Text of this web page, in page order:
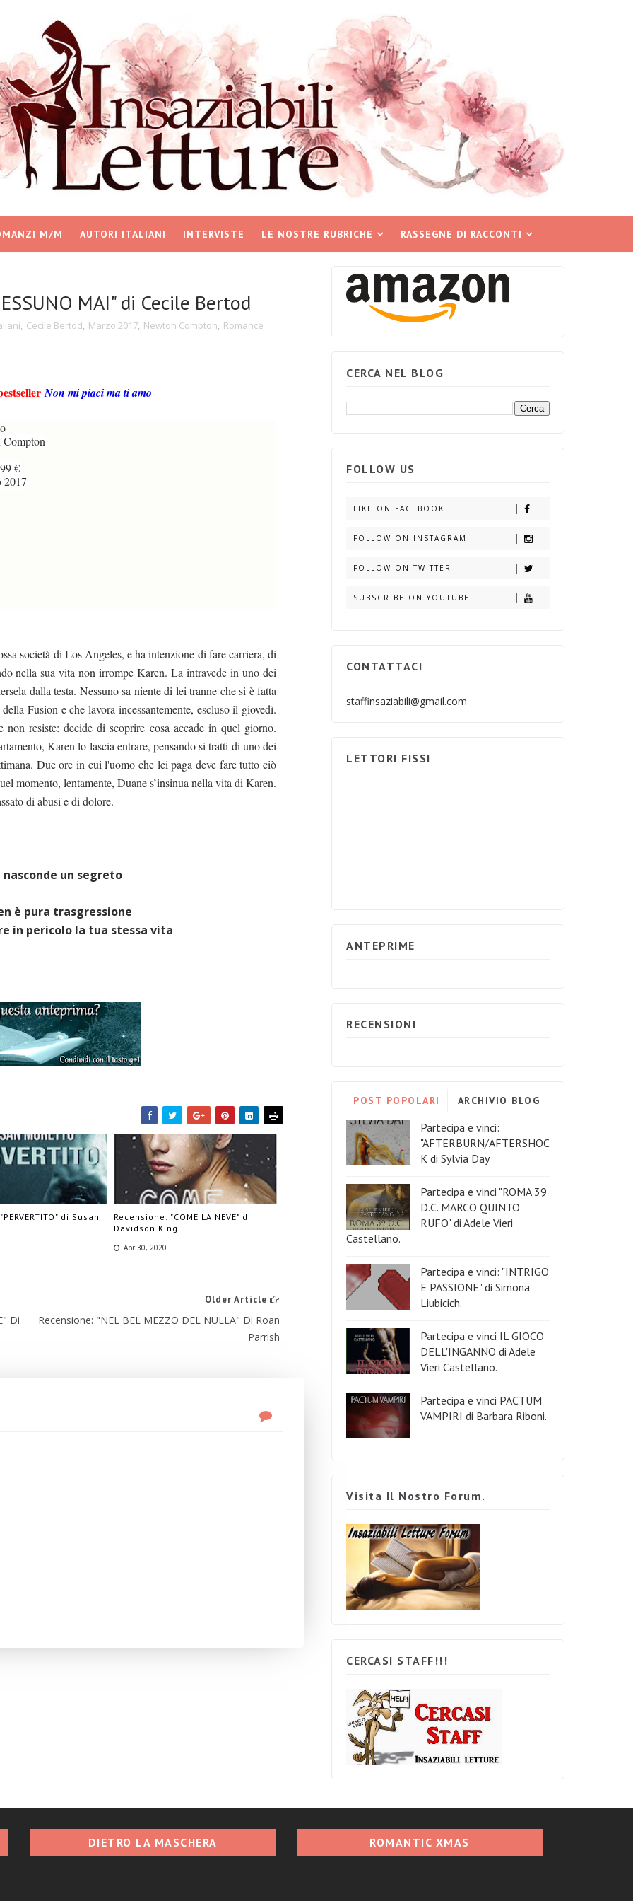
M/M AUTORI ITALIANI INTERVISTE LE NOSTRE RUBRICHE RASSEGNE DI RACCONTI
MAI" di Cecile Bertod
, Cecile Bertod, Marzo 2017, Newton Compton, Romance
Non mi piaci ma ti amo
€
2017
società di Los Angeles, e ha intenzione di fare carriera, di
nella sua vita non irrompe Karen. La intravede in uno dei
dalla testa. Nessuno sa niente di lei tranne che si è fatta
Fusion e che lavora incessantemente, escluso il giovedì.
resiste: decide di scoprire cosa accade in quel giorno.
Karen lo lascia entrare, pensando si tratti di uno dei
Due ore in cui l'uomo che lei paga deve fare tutto ciò
momento, lentamente, Duane s’insinua nella vita di Karen.
di abusi e di dolore.
nasconde un segreto
è pura trasgressione
in pericolo la tua stessa vita
di Susan
Recensione: "COME LA NEVE" di
Davidson King
Apr 30, 2020
Di
Older Article
Recensione: "NEL BEL MEZZO DEL NULLA" Di Roan
Parrish
CERCA NEL BLOG
FOLLOW US
LIKE ON FACEBOOK
FOLLOW ON INSTAGRAM
FOLLOW ON TWITTER
SUBSCRIBE ON YOUTUBE
CONTATTACI
staffinsaziabili@gmail.com
LETTORI FISSI
ANTEPRIME
RECENSIONI
POST POPOLARI ARCHIVIO BLOG
Partecipa e vinci:
"AFTERBURN/AFTERSHOC
K di Sylvia Day
Partecipa e vinci "ROMA 39
D.C. MARCO QUINTO
RUFO" di Adele Vieri
Castellano.
Partecipa e vinci: "INTRIGO
E PASSIONE" di Simona
Liubicich.
Partecipa e vinci IL GIOCO
DELL'INGANNO di Adele
Vieri Castellano.
Partecipa e vinci PACTUM
VAMPIRI di Barbara Riboni.
Visita Il Nostro Forum.
CERCASI STAFF!!!
DIETRO LA MASCHERA ROMANTIC XMAS